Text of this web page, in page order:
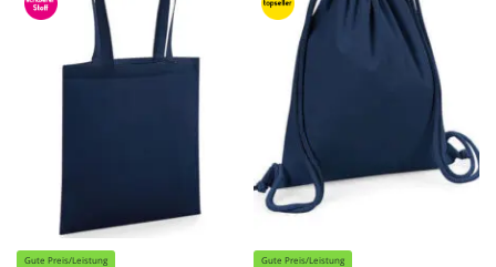
Gute Preis/Leistung Gute Preis/Leistung